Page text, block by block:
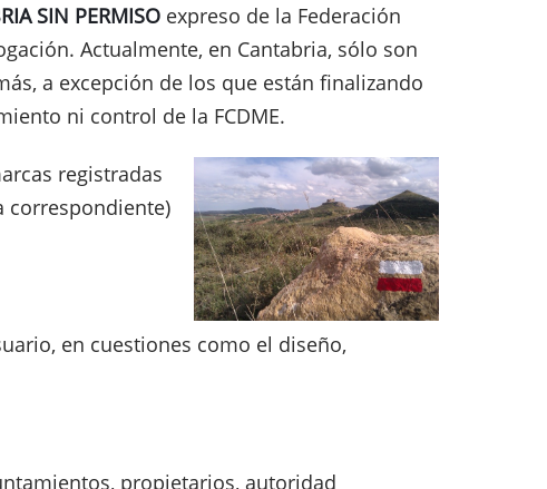
SIN PERMISO expreso de la Federación
Actualmente, en Cantabria, sólo son
a excepción de los que están finalizando
ni control de la FCDME.
registradas
correspondiente)
en cuestiones como el diseño,
propietarios, autoridad